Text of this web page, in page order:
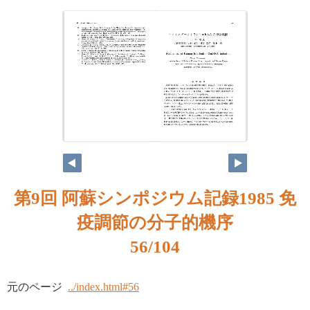
第9回 阿蘇シンポジウム記録1985 免
疫調節の分子的機序
56/104
元のページ ../index.html#56